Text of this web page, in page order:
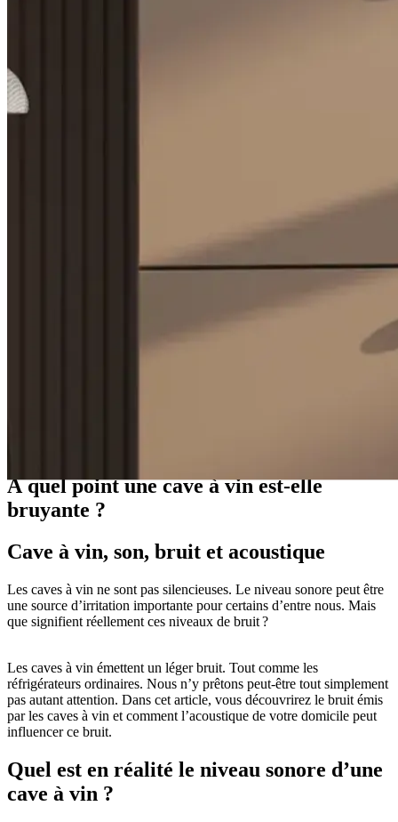
À quel point une cave à vin est-elle
bruyante ?
Cave à vin, son, bruit et acoustique
Les caves à vin ne sont pas silencieuses. Le niveau sonore peut être
une source d’irritation importante pour certains d’entre nous. Mais
que signifient réellement ces niveaux de bruit ?
Les caves à vin émettent un léger bruit. Tout comme les
réfrigérateurs ordinaires. Nous n’y prêtons peut-être tout simplement
pas autant attention. Dans cet article, vous découvrirez le bruit émis
par les caves à vin et comment l’acoustique de votre domicile peut
influencer ce bruit.
Quel est en réalité le niveau sonore d’une
cave à vin ?